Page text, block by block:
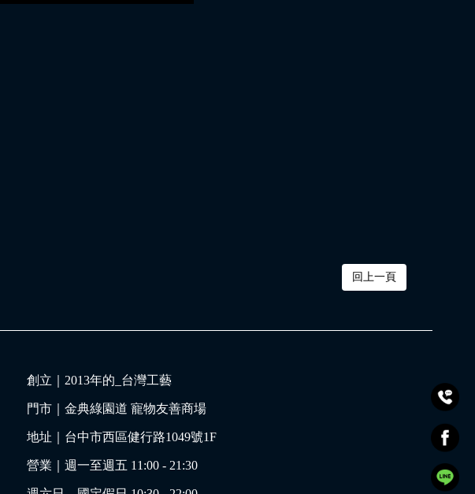
回上一頁
創立｜2013年的_台灣工藝
門市｜金典綠園道 寵物友善商場
地址｜ 台中市西區健行路1049號1F
營業｜週一至週五 11:00 - 21:30